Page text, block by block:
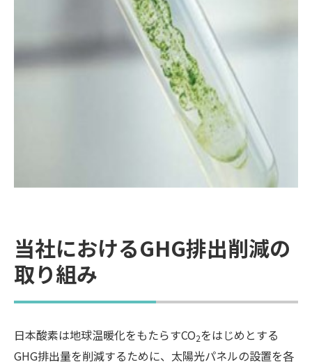
当社におけるGHG排出削減の
取り組み
日本酸素は地球温暖化をもたらすCO2をはじめとする
GHG排出量を削減するために、太陽光パネルの設置を各